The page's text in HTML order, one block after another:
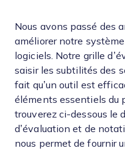
Nous avons passé des
améliorer notre
logiciels. Notre grille
saisir les subtilités des
fait qu’un outil est
éléments essentiels du
trouverez ci-dessous le
d’évaluation et de
nous permet de fournir